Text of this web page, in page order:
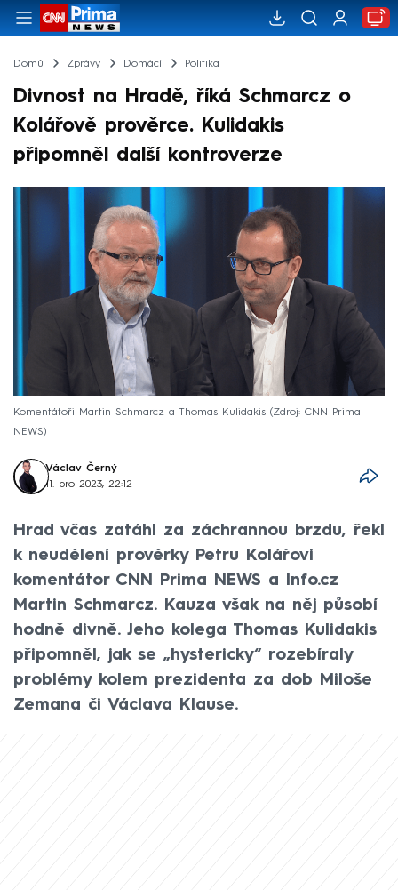
Domů Zprávy Domácí Politika
Divnost na Hradě, říká Schmarcz o
Kolářově prověrce. Kulidakis
připomněl další kontroverze
Komentátoři Martin Schmarcz a Thomas Kulidakis
Zdroj: CNN Prima
NEWS
Václav Černý
11. pro 2023, 22:12
Hrad včas zatáhl za záchrannou brzdu, řekl
k neudělení prověrky Petru Kolářovi
komentátor CNN Prima NEWS a Info.cz
Martin Schmarcz. Kauza však na něj působí
hodně divně. Jeho kolega Thomas Kulidakis
připomněl, jak se „hystericky“ rozebíraly
problémy kolem prezidenta za dob Miloše
Zemana či Václava Klause.